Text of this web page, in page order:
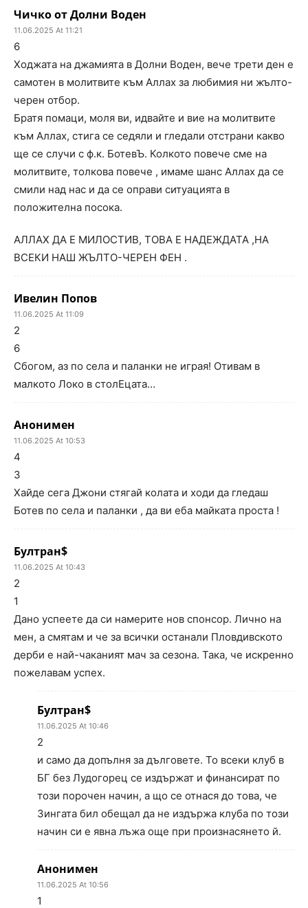
Чичко от Долни Воден
11.06.2025 At 11:21
6
Ходжата на джамията в Долни Воден, вече трети ден е
самотен в молитвите към Аллах за любимия ни жълто-
черен отбор.
Братя помаци, моля ви, идвайте и вие на молитвите
към Аллах, стига се седяли и гледали отстрани какво
ще се случи с ф.к. БотевЪ. Колкото повече сме на
молитвите, толкова повече , имаме шанс Аллах да се
смили над нас и да се оправи ситуацията в
положителна посока.
АЛЛАХ ДА Е МИЛОСТИВ, ТОВА Е НАДЕЖДАТА ,НА
ВСЕКИ НАШ ЖЪЛТО-ЧЕРЕН ФЕН .
Ивелин Попов
11.06.2025 At 11:09
2
6
Сбогом, аз по села и паланки не играя! Отивам в
малкото Локо в столЕцата…
Анонимен
11.06.2025 At 10:53
4
3
Хайде сега Джони стягай колата и ходи да гледаш
Ботев по села и паланки , да ви еба майката проста !
Бултран$
11.06.2025 At 10:43
2
1
Дано успеете да си намерите нов спонсор. Лично на
мен, а смятам и че за всички останали Пловдивското
дерби е най-чаканият мач за сезона. Така, че искренно
пожелавам успех.
Бултран$
11.06.2025 At 10:46
2
и само да допълня за дълговете. То всеки клуб в
БГ без Лудогорец се издържат и финансират по
този порочен начин, а що се отнася до това, че
Зингата бил обещал да не издържа клуба по този
начин си е явна лъжа още при произнасянето й.
Анонимен
11.06.2025 At 10:56
1